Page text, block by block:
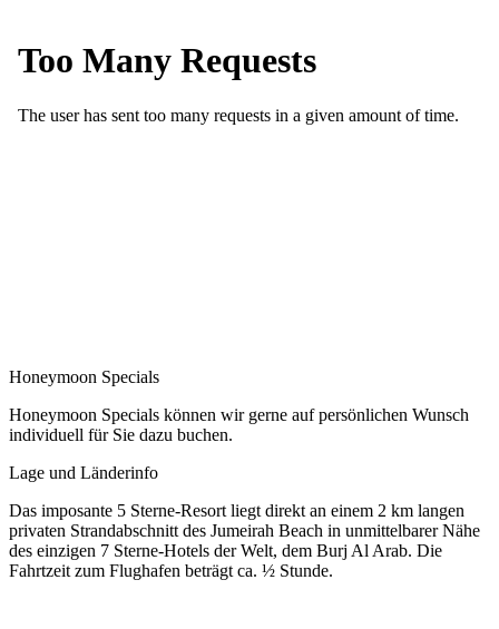
Honeymoon Specials
Honeymoon Specials können wir gerne auf persönlichen Wunsch
individuell für Sie dazu buchen.
Lage und Länderinfo
Das imposante 5 Sterne-Resort liegt direkt an einem 2 km langen
privaten Strandabschnitt des Jumeirah Beach in unmittelbarer Nähe
des einzigen 7 Sterne-Hotels der Welt, dem Burj Al Arab. Die
Fahrtzeit zum Flughafen beträgt ca. ½ Stunde.